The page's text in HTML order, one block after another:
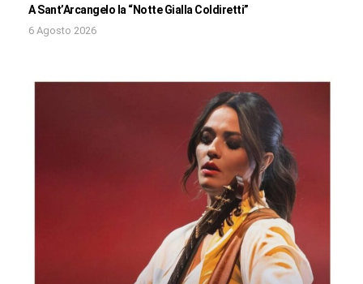
A Sant’Arcangelo la “Notte Gialla Coldiretti”
6 Agosto 2026